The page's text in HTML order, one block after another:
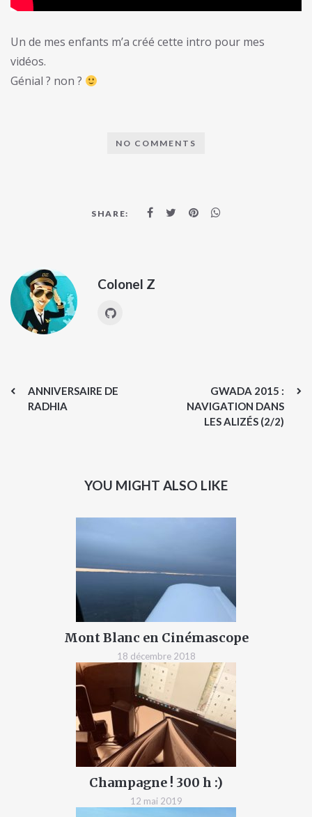
Un de mes enfants m’a créé cette intro pour mes
vidéos.
Génial ? non ?
NO COMMENTS
SHARE:
Colonel Z
ANNIVERSAIRE DE
RADHIA
GWADA 2015 :
NAVIGATION DANS
LES ALIZÉS (2/2)
YOU MIGHT ALSO LIKE
Mont Blanc en Cinémascope
18 décembre 2018
Champagne ! 300 h :)
12 mai 2019